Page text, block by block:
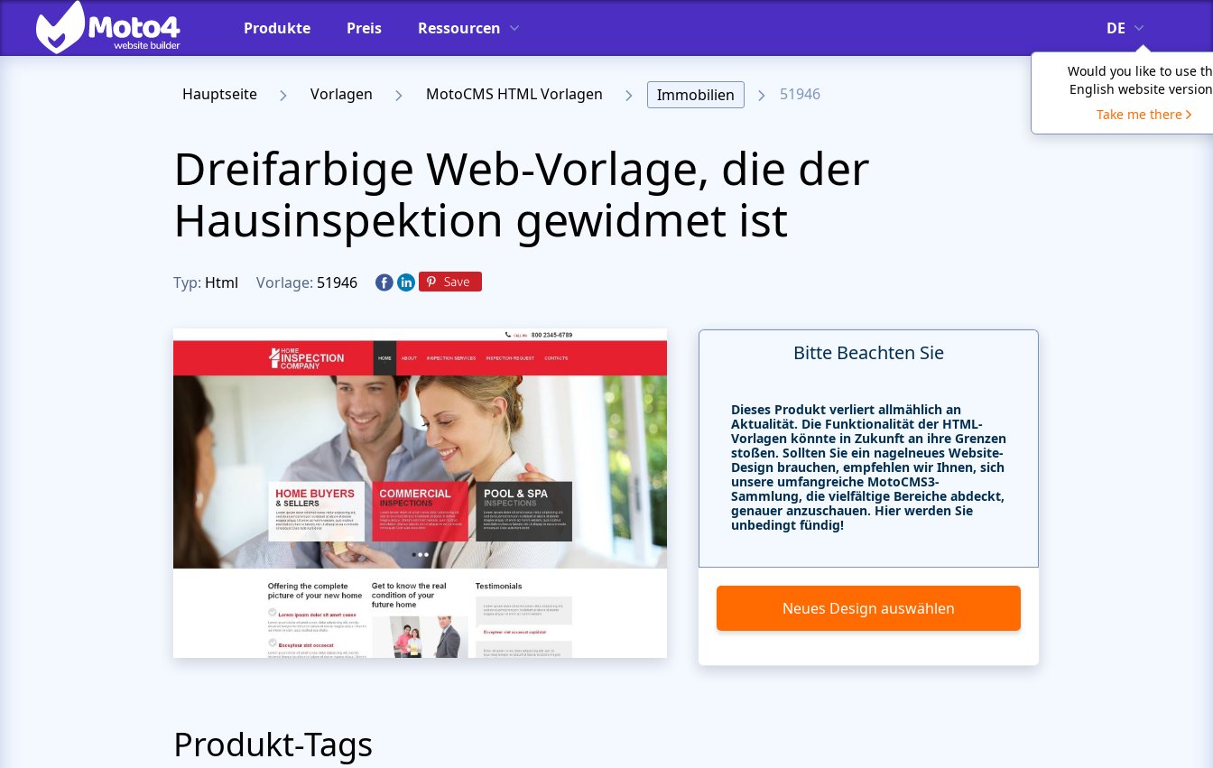
Produkte Preis Ressourcen DE
Would you like to use
English website
Take me there
Hauptseite Vorlagen MotoCMS HTML Vorlagen Immobilien 51946
Dreifarbige Web-Vorlage, die der
Hausinspektion gewidmet ist
Typ: Html Vorlage: 51946
Produkt-Tags
Bitte Beachten Sie
Dieses Produkt verliert allmählich an
Aktualität. Die Funktionalität der HTML-
Vorlagen könnte in Zukunft an ihre Grenzen
stoßen. Sollten Sie ein nagelneues Website-
Design brauchen, empfehlen wir Ihnen, sich
unsere umfangreiche MotoCMS3-
Sammlung, die vielfältige Bereiche abdeckt,
genauer anzuschauen. Hier werden Sie
unbedingt fündig!
Neues Design auswählen